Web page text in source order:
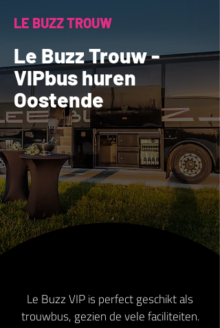
LE BUZZ TROUW
Le Buzz Trouw -
VIPbus huren
Oostende
Le Buzz VIP is perfect geschikt als
trouwbus, gezien de vele faciliteiten.